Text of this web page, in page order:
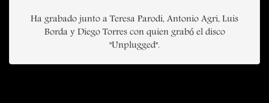
Ha grabado junto a Teresa Parodi, Antonio Agri, Luis
Borda y Diego Torres con quien grabó el disco
"Unplugged".